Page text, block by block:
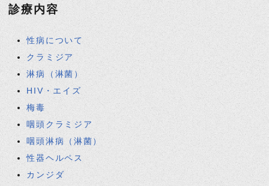
診療内容
性病について
クラミジア
淋病（淋菌）
HIV・エイズ
梅毒
咽頭クラミジア
咽頭淋病（淋菌）
性器ヘルペス
カンジダ